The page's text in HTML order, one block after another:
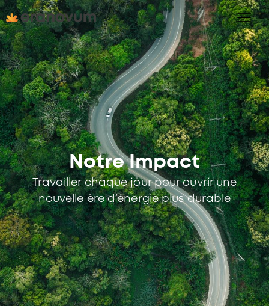
Notre Impact
Travailler chaque jour pour ouvrir une
nouvelle ère d’énergie plus durable